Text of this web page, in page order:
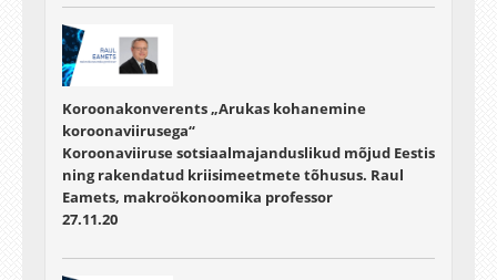
Koroonakonverents „Arukas kohanemine
koroonaviirusega“
Koroonaviiruse sotsiaalmajanduslikud mõjud Eestis
ning rakendatud kriisimeetmete tõhusus. Raul
Eamets, makroökonoomika professor
27.11.20